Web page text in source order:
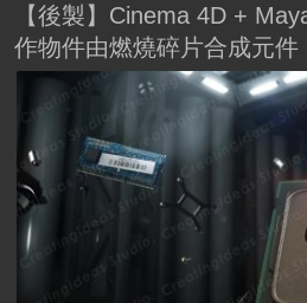
【後製】Cinema 4D +
作物件由燃燒碎片合成元件